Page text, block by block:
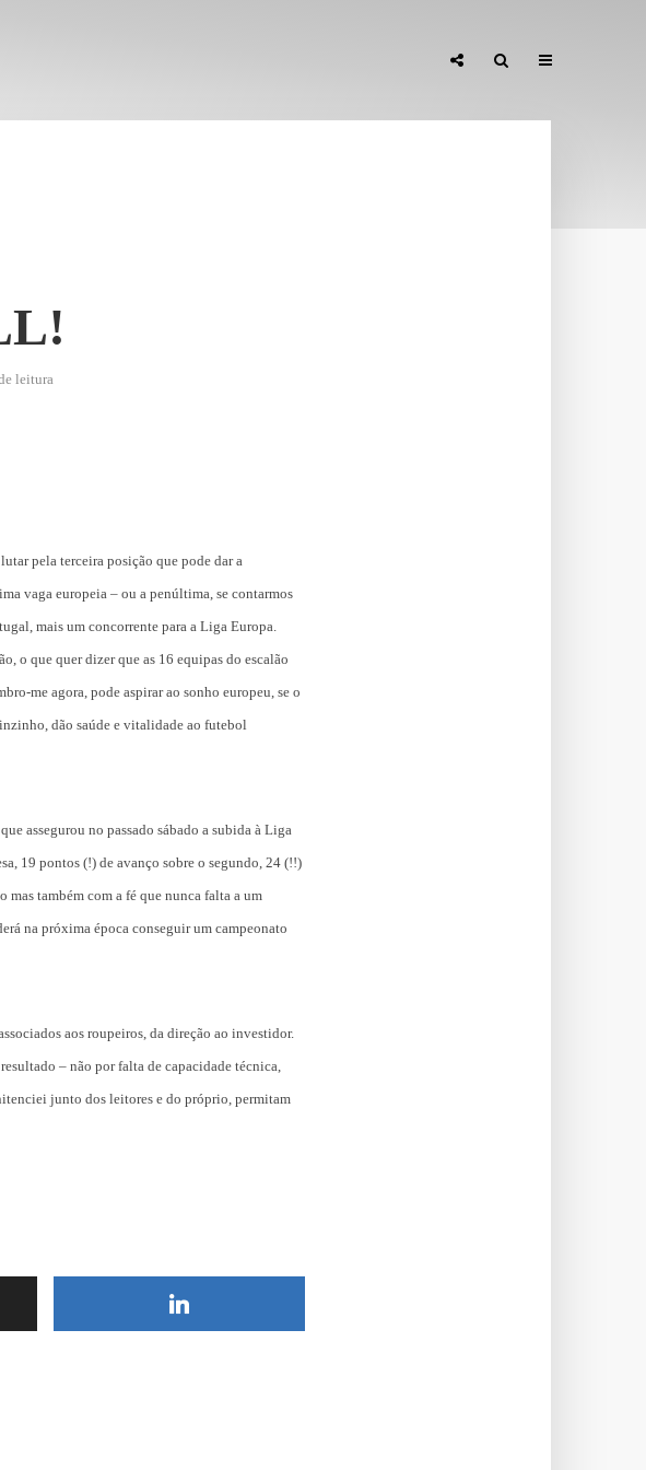
leitura
pela terceira posição que pode dar a
vaga europeia – ou a penúltima, se contarmos
mais um concorrente para a Liga Europa.
o que quer dizer que as 16 equipas do escalão
me agora, pode aspirar ao sonho europeu, se o
dão saúde e vitalidade ao futebol
assegurou no passado sábado a subida à Liga
19 pontos (!) de avanço sobre o segundo, 24 (!!)
também com a fé que nunca falta a um
na próxima época conseguir um campeonato
aos roupeiros, da direção ao investidor.
– não por falta de capacidade técnica,
junto dos leitores e do próprio, permitam